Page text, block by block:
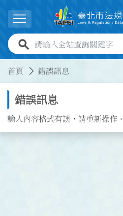
展開選單
全站查詢關鍵字欄位
首頁 錯誤訊息
錯誤訊息
輸入內容格式有誤，請重新操作。